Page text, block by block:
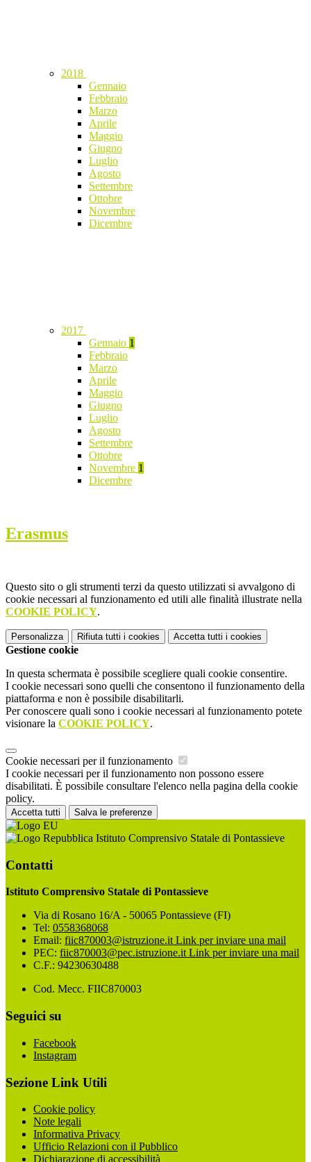
2018
Gennaio
Febbraio
Marzo
Aprile
Maggio
Giugno
Luglio
Agosto
Settembre
Ottobre
Novembre
Dicembre
2017
Gennaio 1
Febbraio
Marzo
Aprile
Maggio
Giugno
Luglio
Agosto
Settembre
Ottobre
Novembre 1
Dicembre
Erasmus
Questo sito o gli strumenti terzi da questo utilizzati si avvalgono di
cookie necessari al funzionamento ed utili alle finalità illustrate nella
COOKIE POLICY.
Personalizza Rifiuta tutti i cookies Accetta tutti i cookies
Gestione cookie
In questa schermata è possibile scegliere quali cookie consentire.
I cookie necessari sono quelli che consentono il funzionamento della
piattaforma e non è possibile disabilitarli.
Per conoscere quali sono i cookie necessari al funzionamento potete
visionare la COOKIE POLICY.
Cookie necessari per il funzionamento
I cookie necessari per il funzionamento non possono essere
disabilitati. È possibile consultare l'elenco nella pagina della cookie
policy.
Accetta tutti Salva le preferenze
Istituto Comprensivo Statale di Pontassieve
Contatti
Istituto Comprensivo Statale di Pontassieve
Via di Rosano 16/A - 50065 Pontassieve (FI)
Tel: 0558368068
Email: fiic870003@istruzione.it Link per inviare una mail
PEC: fiic870003@pec.istruzione.it Link per inviare una mail
C.F.: 94230630488
Cod. Mecc. FIIC870003
Seguici su
Facebook
Instagram
Sezione Link Utili
Cookie policy
Note legali
Informativa Privacy
Ufficio Relazioni con il Pubblico
Dichiarazione di accessibilità